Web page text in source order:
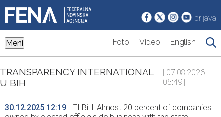
prijava
Meni Foto Video English
TRANSPARENCY INTERNATIONAL
U BIH
| 07.08.2026.
05:49 |
30.12.2025 12:19
TI BiH: Almost 20 percent of companies